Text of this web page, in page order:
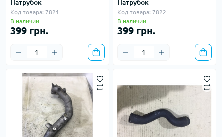
Патрубок
Код товара: 7824
В наличии
399 грн.
Патрубок
Код товара: 7822
В наличии
399 грн.